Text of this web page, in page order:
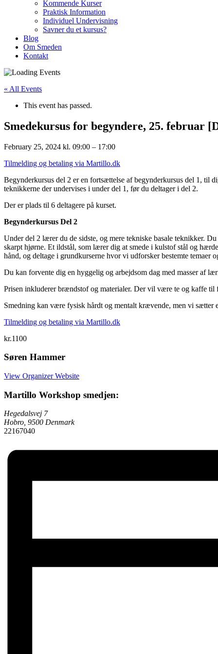
Kommende Kurser
Praktisk Information
Individuel Undervisning
Savner du et kursus?
Blog
Om Smeden
Kontakt
« All Events
This event has passed.
Smedekursus for begyndere, 25. februar
February 25, 2024 kl. 09:00 – 17:00
Tilmelding og betaling via Martillo.dk
Begynderkursus del 2 er en fortsættelse af begynderkursus del 1, til
teknikkerne der undervises i under del 1, før du deltager i del 2.
Der er plads til 6 deltagere på kurset.
Begynderkursus Del 2
Under del 2 lærer du de sidste, og mere tekniske basale teknikker.
skarpt hjørne. Et ildstål, som lærer dig at smede i kulstof stål og
hånd, og deltage i grundkurserne hvor vi udforsker bestemte temaer
Du kan forvente dig en hyggelig og arbejdsom dag med masser af
Prisen inkluderer brændstof og materialer. Der vil være te og kaffe til
Smedning kan være fysisk hårdt og mentalt krævende, men vi sætter
Tilmelding og betaling via Martillo.dk
kr.1100
Søren Hammer
View Organizer Website
Martillo Workshop smedjen:
Hegedalsvej 7
Hobro 9500 Denmark
22167040